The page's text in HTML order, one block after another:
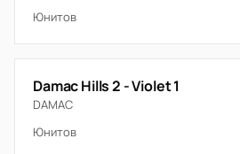
Юнитов
Damac Hills 2 - Violet 1
DAMAC
Юнитов